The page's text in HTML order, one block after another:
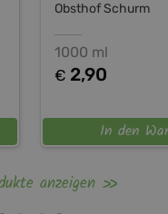
Obsthof Schurm
1000 ml
€ 2,90
In den
anzeigen